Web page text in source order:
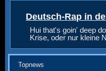
Deutsch-Rap in
Hui that's goin' deep
Krise, oder nur kleine
Topnews